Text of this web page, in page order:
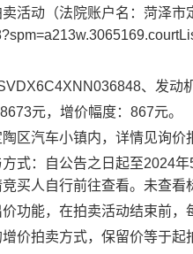
活动（法院账户名：菏泽
、发动
8673元，增价幅度： 867元。
区汽车小镇内， 详情见询价
式：自公告之日起至2024年
买人自行前往查看。未查
功能，在拍卖活动结束前，
价拍卖方式， 保留价等于起